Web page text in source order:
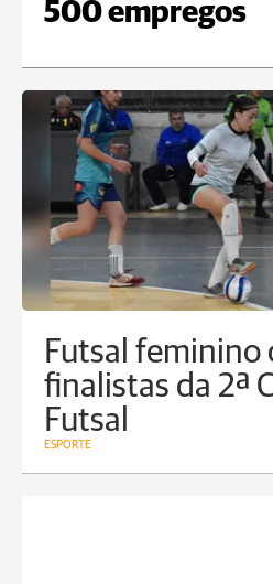
500 empregos
Futsal feminino
finalistas da 2ª
Futsal
ESPORTE